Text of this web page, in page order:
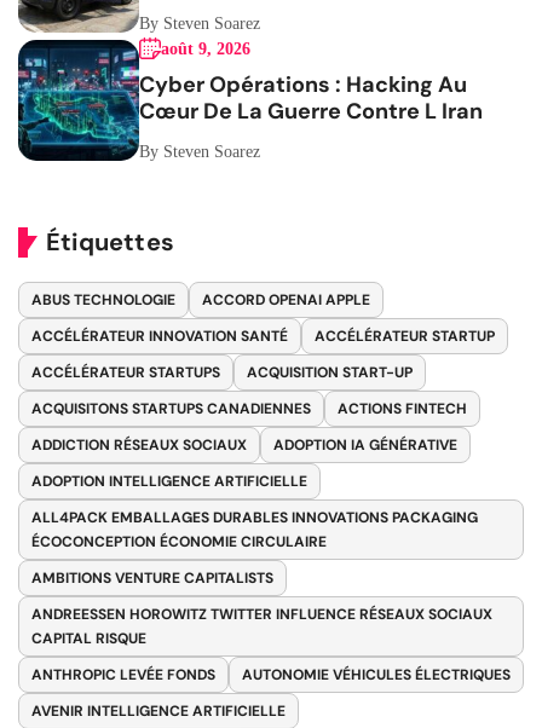
By Steven Soarez
août 9, 2026
Cyber Opérations : Hacking Au
Cœur De La Guerre Contre L Iran
By Steven Soarez
Étiquettes
ABUS TECHNOLOGIE
ACCORD OPENAI APPLE
ACCÉLÉRATEUR INNOVATION SANTÉ
ACCÉLÉRATEUR STARTUP
ACCÉLÉRATEUR STARTUPS
ACQUISITION START-UP
ACQUISITONS STARTUPS CANADIENNES
ACTIONS FINTECH
ADDICTION RÉSEAUX SOCIAUX
ADOPTION IA GÉNÉRATIVE
ADOPTION INTELLIGENCE ARTIFICIELLE
ALL4PACK EMBALLAGES DURABLES INNOVATIONS PACKAGING
ÉCOCONCEPTION ÉCONOMIE CIRCULAIRE
AMBITIONS VENTURE CAPITALISTS
ANDREESSEN HOROWITZ TWITTER INFLUENCE RÉSEAUX SOCIAUX
CAPITAL RISQUE
ANTHROPIC LEVÉE FONDS
AUTONOMIE VÉHICULES ÉLECTRIQUES
AVENIR INTELLIGENCE ARTIFICIELLE